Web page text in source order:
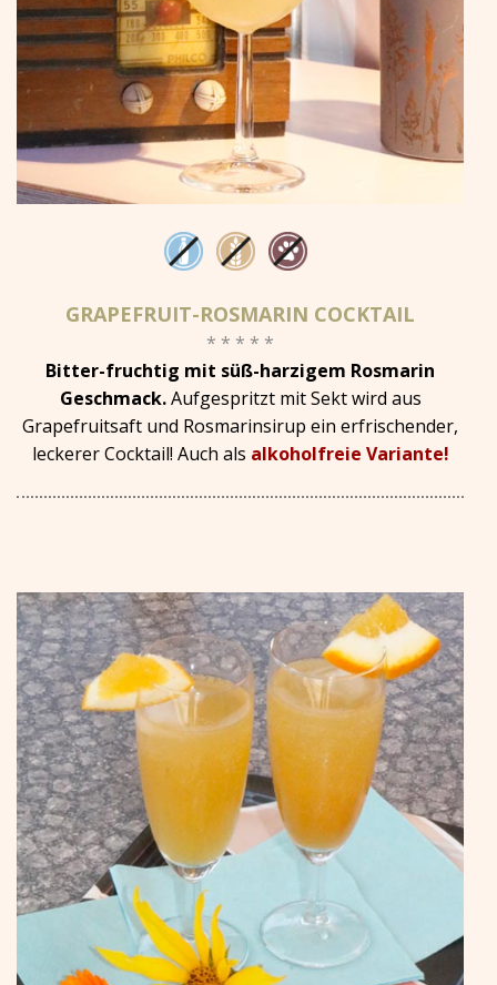
GRAPEFRUIT-ROSMARIN COCKTAIL
* * * * *
Bitter-fruchtig mit süß-harzigem Rosmarin
Geschmack.Aufgespritzt mit Sekt wird aus
Grapefruitsaft und Rosmarinsirup ein erfrischender,
leckerer Cocktail! Auch als alkoholfreie Variante!